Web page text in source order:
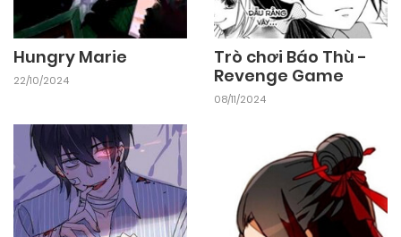
Hungry Marie
22/10/2024
Trò chơi Báo Thù -
Revenge Game
08/11/2024